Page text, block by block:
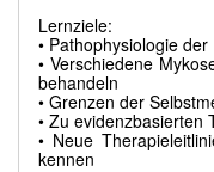
Lernziele:
• Pathophysiologie
• Verschiedene
behandeln
• Grenzen der
• Zu evidenzbasierten
• Neue
kennen